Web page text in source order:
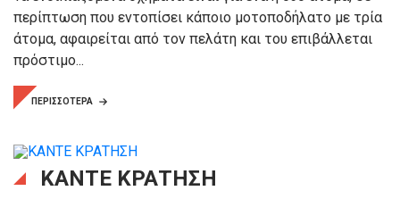
περίπτωση που εντοπίσει κάποιο μοτοποδήλατο με τρία
άτομα, αφαιρείται από τον πελάτη και του επιβάλλεται
πρόστιμο...
ΠΕΡΙΣΣΟΤΕΡΑ
ΚΑΝΤΕ ΚΡΑΤΗΣΗ